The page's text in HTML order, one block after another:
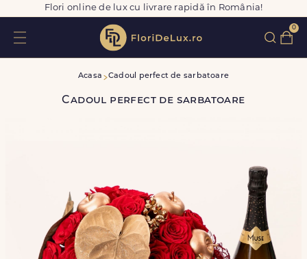
Flori online de lux cu livrare rapidă în România!
0
Acasa Cadoul perfect de sarbatoare
Cadoul perfect de sarbatoare